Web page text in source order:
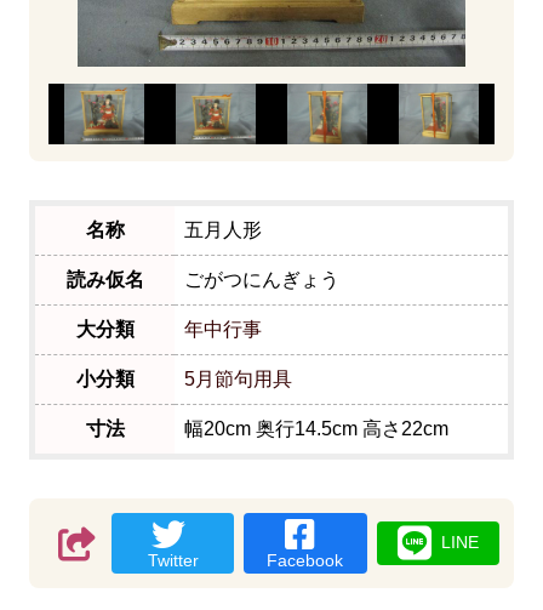
名称 五月人形
読み仮名 ごがつにんぎょう
大分類 年中行事
小分類 5月節句用具
寸法 幅20cm 奥行14.5cm 高さ22cm
Twitter Facebook
LINE